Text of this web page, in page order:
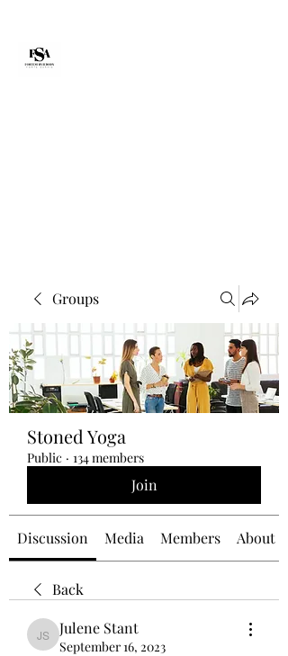
Groups
Stoned Yoga
Public · 134 members
Join
Discussion Media Members About
Back
Julene Stant
Julene Stant
September 16, 2023